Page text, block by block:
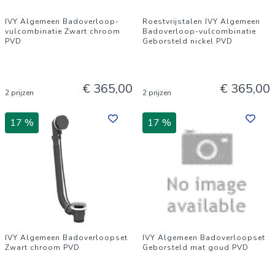
IVY Algemeen Badoverloop-
vulcombinatie Zwart chroom
PVD
2 prijzen € 365,00
Roestvrijstalen IVY Algemeen
Badoverloop-vulcombinatie
Geborsteld nickel PVD
2 prijzen € 365,00
17 %
IVY Algemeen Badoverloopset
Zwart chroom PVD
17 %
IVY Algemeen Badoverloopset
Geborsteld mat goud PVD